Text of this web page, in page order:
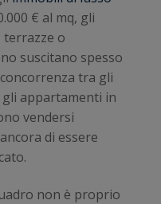
€ al mq, gli
terrazze o
suscitano spesso
tra gli
appartamenti in
vendersi
di essere
non è proprio